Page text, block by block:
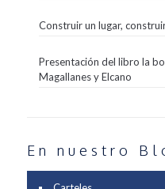
Construir un lugar,
Presentación del libro la
Magallanes y Elcano
En nuestro